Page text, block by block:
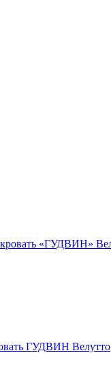
ГУДВИН Велутто